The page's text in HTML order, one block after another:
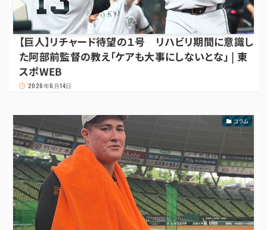
【巨人】リチャード待望の１号 リハビリ期間に意識し
た阿部前監督の教え「ケアも大事にしないとな」 | 東
スポWEB
2026年6月14日
コラム